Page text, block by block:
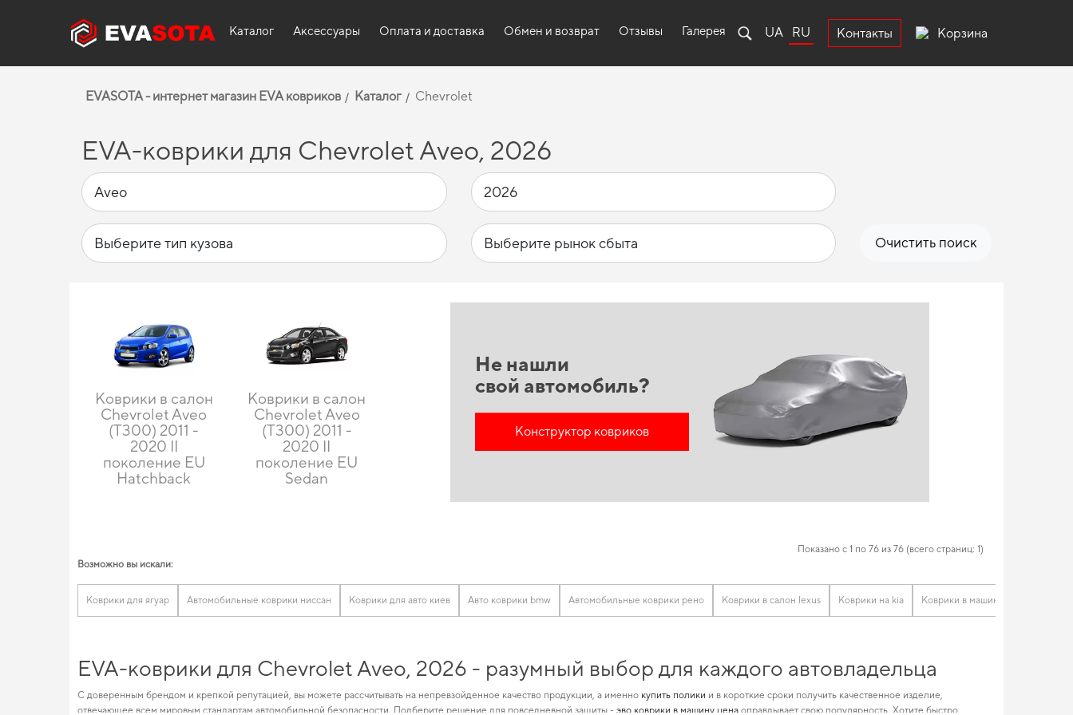
Каталог Аксессуары Оплата и доставка Обмен и возврат Отзывы Галерея UA RU Контакты Корзина
EVASOTA - интернет магазин EVA ковриков Каталог Chevrolet
EVA-коврики для Chevrolet Aveo, 2026
Очистить поиск
Коврики в салон
Chevrolet Aveo
(T300) 2011 -
2020 II
поколение EU
Hatchback
Коврики в салон
Chevrolet Aveo
(T300) 2011 -
2020 II
поколение EU
Sedan
Не нашли
свой автомобиль?
Конструктор ковриков
Показано с 1 по 76 из 76 (всего страниц: 1)
Возможно вы искали:
Коврики для ягуар Автомобильные коврики ниссан Коврики для авто киев Авто коврики bmw Автомобильные коврики рено Коврики в салон lexus Коврики на kia Коврики в машину тойота
EVA-коврики для Chevrolet Aveo, 2026 - разумный выбор для каждого автовладельца
С доверенным брендом и крепкой репутацией, вы можете рассчитывать на непревзойденное качество продукции, а именно купить полики и в короткие сроки получить качественное изделие,
отвечающее всем мировым стандартам автомобильной безопасности. Подберите решение для повседневной защиты - эво коврики в машину цена оправдывает свою популярность. Хотите быстро